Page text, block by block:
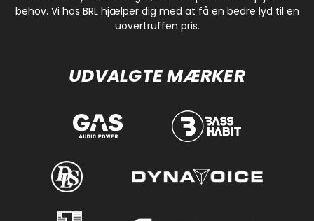
behov. Vi hos BRL hjælper dig med at få en bedre lyd til en
uovertruffen pris.
UDVALGTE MÆRKER